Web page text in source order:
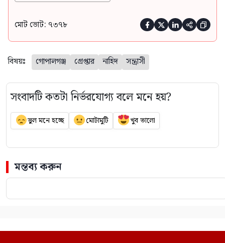
মোট ভোট: ৭৩৭৮     
বিষয়ঃ গোপালগঞ্জ গ্রেপ্তার নাহিদ সন্ত্রাসী
সংবাদটি কতটা নির্ভরযোগ্য বলে মনে হয়?
ভুল মনে হচ্ছে মোটামুটি খুব ভালো
মন্তব্য করুন